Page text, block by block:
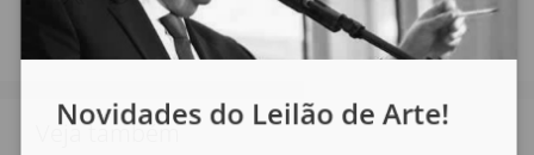
Veja também
Novidades do Leilão de Arte!